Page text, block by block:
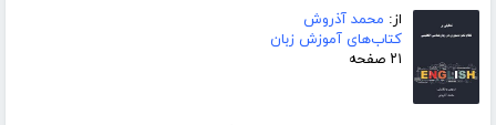
از: محمد آذروش
کتاب‌های آموزش زبان
۲۱ صفحه